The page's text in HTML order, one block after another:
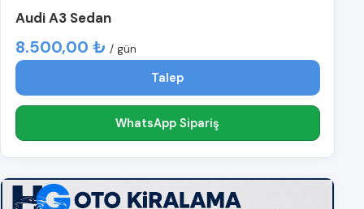
Audi A3 Sedan
8.500,00 ₺ / gün
Talep
WhatsApp Sipariş